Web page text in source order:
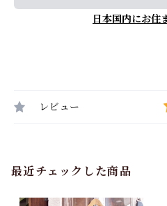
日本国内にお住
レビュー
最近チェックした商品